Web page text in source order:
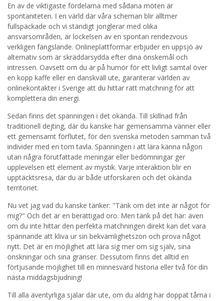
En av de viktigaste fördelarna med sådana möten är
spontaniteten. I en värld där våra scheman blir alltmer
fullspäckade och vi ständigt jonglerar med olika
ansvarsområden, är lockelsen av en spontan rendezvous
verkligen fängslande. Onlineplattformar erbjuder en uppsjö av
alternativ som är skräddarsydda efter dina önskemål och
intressen. Oavsett om du är på humör för ett livligt samtal över
en kopp kaffe eller en danskväll ute, garanterar världen av
onlinekontakter i Sverige att du hittar rätt matchning för att
komplettera din energi.
Sedan finns det spänningen i det okända. Till skillnad från
traditionell dejting, där du kanske har gemensamma vänner eller
ett gemensamt förflutet, för den svenska metoden samman två
individer med en tom tavla. Spänningen i att lära känna någon
utan några förutfattade meningar eller bedömningar ger
upplevelsen ett element av mystik. Varje interaktion blir en
upptäcktsresa, där du är både utforskaren och det okända
territoriet.
Nu vet jag vad du kanske tänker: "Tänk om det inte är något för
mig?" Och det är en berättigad oro. Men tänk på det här: även
om du inte hittar den perfekta matchningen direkt kan det vara
spännande att kliva ur sin bekvämlighetszon och prova något
nytt. Det är en möjlighet att lära sig mer om sig själv, sina
önskningar och sina gränser. Dessutom finns det alltid en
förtjusande möjlighet till en minnesvärd historia eller två för din
nästa middagsbjudning!
Till alla äventyrliga själar där ute, om du aldrig har doppat tårna i